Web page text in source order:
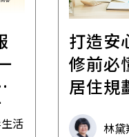
活
打造安
修前必
居住規
林黛